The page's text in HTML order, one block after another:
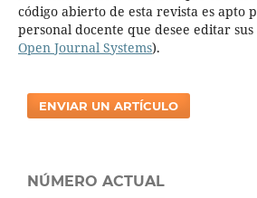
código abierto de esta revista es apto
personal docente que desee editar
Open Journal Systems).
ENVIAR UN ARTÍCULO
NÚMERO ACTUAL